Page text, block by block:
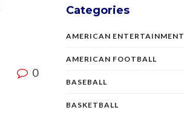
0
Categories
AMERICAN ENTERTAINMENT
AMERICAN FOOTBALL
BASEBALL
BASKETBALL